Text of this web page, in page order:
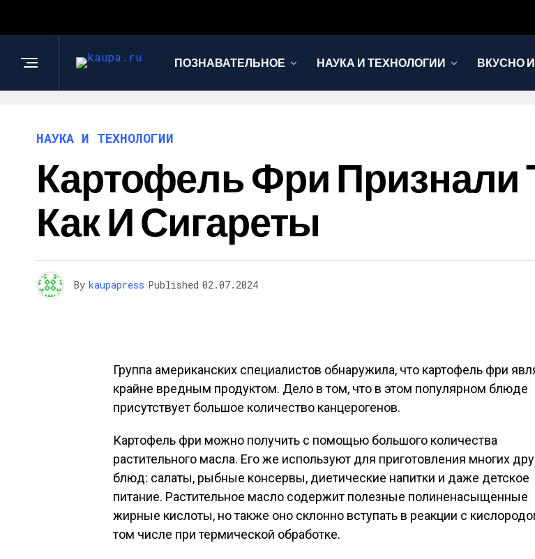
ПОЗНАВАТЕЛЬНОЕ НАУКА И ТЕХНОЛОГИИ ВКУСНО
НАУКА И ТЕХНОЛОГИИ
Картофель Фри
Как И Сигареты
By kaupapress Published 02.07.2024
Группа американских специалистов обнаружила, что картофель фри
крайне вредным продуктом. Дело в том, что в этом популярном блюде
присутствует большое количество канцерогенов.
Картофель фри можно получить с помощью большого количества
растительного масла. Его же используют для приготовления многих
блюд: салаты, рыбные консервы, диетические напитки и даже детское
питание. Растительное масло содержит полезные полиненасыщенные
жирные кислоты, но также оно склонно вступать в реакции с
том числе при термической обработке.